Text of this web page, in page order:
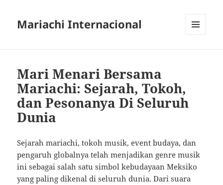
Mariachi Internacional
Mari Menari Bersama
Mariachi: Sejarah, Tokoh,
dan Pesonanya Di Seluruh
Dunia
Sejarah mariachi, tokoh musik, event budaya, dan
pengaruh globalnya telah menjadikan genre musik
ini sebagai salah satu simbol kebudayaan Meksiko
yang paling dikenal di seluruh dunia. Dari suara